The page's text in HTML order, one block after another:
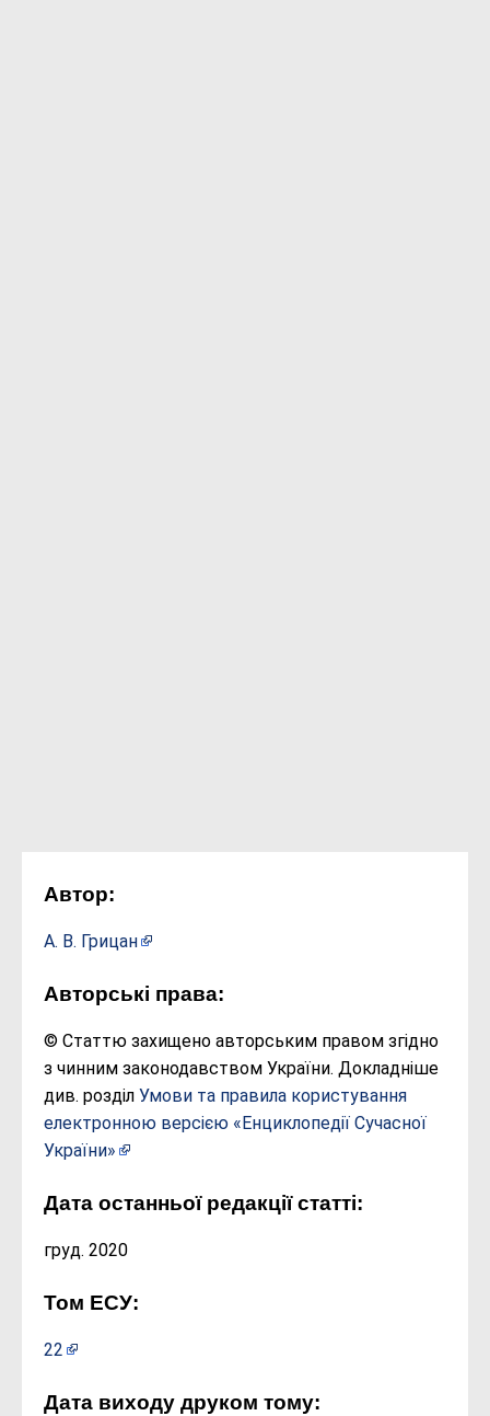
Автор:
А. В. Грицан
Авторські права:
© Статтю захищено авторським правом згідно
з чинним законодавством України. Докладніше
див. розділ Умови та правила користування
електронною версією «Енциклопедії Сучасної
України»
Дата останньої редакції статті:
груд. 2020
Том ЕСУ:
22
Дата виходу друком тому: